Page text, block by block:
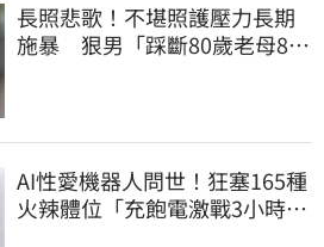
長照悲歌！不堪照護壓力長期
施暴 狠男「踩斷80歲老母8根
AI性愛機器人問世！狂塞165種
火辣體位「充飽電激戰3小時」